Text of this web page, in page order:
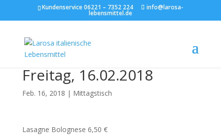
Kundenservice 06221 – 7352 224 info@larosa-
lebensmittel.de
Freitag, 16.02.2018
Feb. 16, 2018 | Mittagstisch
Lasagne Bolognese 6,50 €